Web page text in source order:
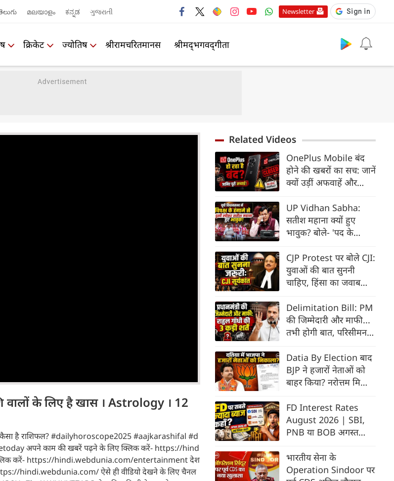
മലയാളം ಕನ್ನಡ ગુજરાતી Newsletter
क्रिकेट ज्योतिष श्रीरामचरितमानस श्रीमद्‍भगवद्‍गीता
के लिए है खास । Astrology । 12
कैसा है राशिफल? #dailyhoroscope2025 #aajkarashifal #d
अपने काम की खबरें पढ़ने के लिए क्लिक करें- https://hind
करें- https://hindi.webdunia.com/entertainment देश
hindi.webdunia.com/ ऐसे ही वीडियो देखने के लिए चैनल
Related Videos
OnePlus Mobile बंद
होने की खबरों का सच: जानें
क्यों उड़ीं अफवाहें और
UP Vidhan Sabha:
सतीश महाना क्यों हुए
भावुक? बोले- 'पद के
बताऊंगा'‍
CJP Protest पर बोले CJI:
युवाओं की बात सुननी
चाहिए, हिंसा का जवाब
Delimitation Bill: PM
की जिम्मेदारी और माफी...
तभी होगी बात, परिसीमन
Datia By Election बाद
BJP ने हजारों नेताओं को
बाहर किया? नरोत्तम मिश्रा
Check
FD Interest Rates
August 2026 | SBI,
PNB या BOB अगस्त
मिलेगा सबसे ज्यादा रिटर्न?
भारतीय सेना के
Operation Sindoor पर